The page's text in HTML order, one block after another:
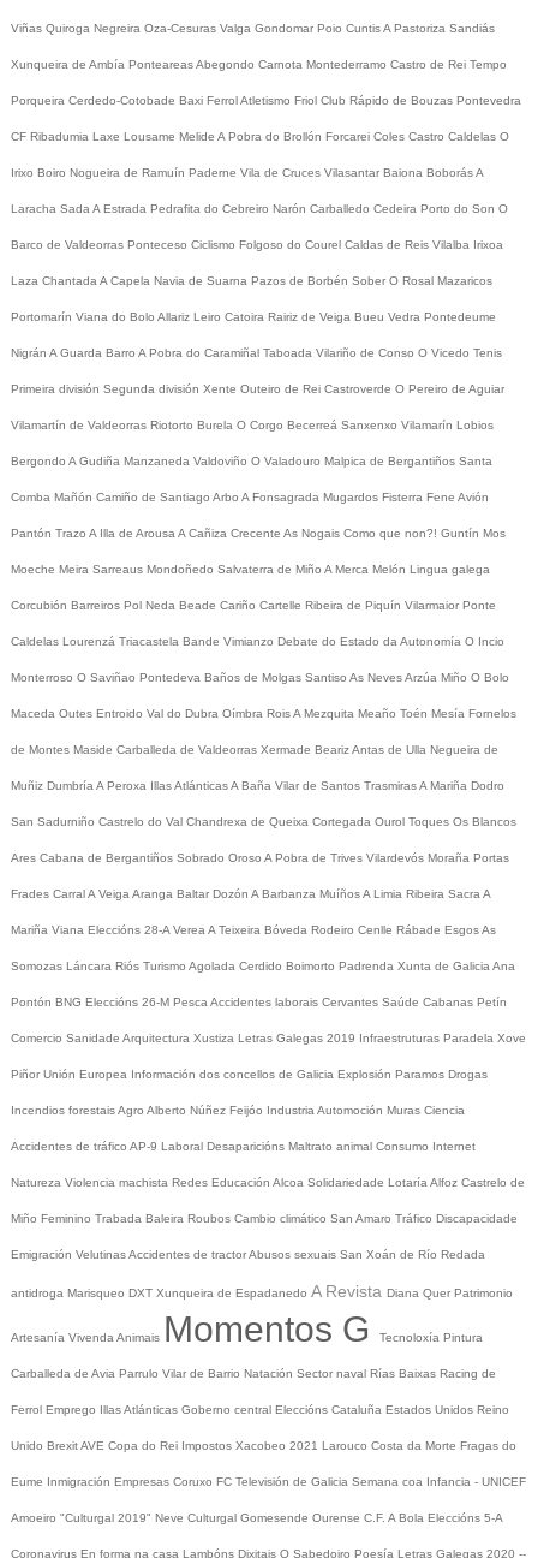
Viñas Quiroga Negreira Oza-Cesuras Valga Gondomar Poio CuntisA Pastoriza Sandiás
Xunqueira de Ambía PonteareasAbegondo Carnota Montederramo Castro de Rei Tempo
Porqueira Cerdedo-Cotobade Baxi FerrolAtletismo Friol Club Rápido de Bouzas Pontevedra
CF Ribadumia Laxe Lousame Melide A Pobra do Brollón Forcarei Coles Castro Caldelas O
Irixo Boiro Nogueira de Ramuín Paderne Vila de Cruces Vilasantar Baiona BoborásA
Laracha Sada A Estrada Pedrafita do Cebreiro Narón Carballedo Cedeira Porto do Son O
Barco de Valdeorras Ponteceso Ciclismo Folgoso do Courel Caldas de Reis Vilalba Irixoa
Laza Chantada A Capela Navia de Suarna Pazos de Borbén Sober O Rosal Mazaricos
Portomarín Viana do Bolo Allariz Leiro Catoira Rairiz de Veiga Bueu Vedra Pontedeume
Nigrán A Guarda Barro A Pobra do Caramiñal Taboada Vilariño de Conso O Vicedo Tenis
Primeira división Segunda división Xente Outeiro de Rei Castroverde O Pereiro de Aguiar
Vilamartín de Valdeorras Riotorto Burela O Corgo Becerreá Sanxenxo Vilamarín Lobios
Bergondo A Gudiña Manzaneda Valdoviño O Valadouro Malpica de Bergantiños Santa
Comba Mañón Camiño de Santiago Arbo A Fonsagrada Mugardos Fisterra Fene Avión
Pantón Trazo A Illa de Arousa A Cañiza Crecente As Nogais Como que non?! Guntín Mos
Moeche Meira Sarreaus Mondoñedo Salvaterra de Miño A Merca Melón Lingua galega
Corcubión Barreiros Pol Neda Beade Cariño Cartelle Ribeira de Piquín Vilarmaior Ponte
Caldelas Lourenzá Triacastela Bande Vimianzo Debate do Estado da Autonomía O Incio
Monterroso O Saviñao Pontedeva Baños de Molgas Santiso As NevesArzúa Miño O Bolo
Maceda Outes Entroido Val do Dubra Oímbra RoisA Mezquita Meaño Toén Mesía Fornelos
de Montes Maside Carballeda de Valdeorras Xermade BearizAntas de Ulla Negueira de
Muñiz Dumbría A Peroxa Illas AtlánticasA Baña Vilar de Santos TrasmirasA Mariña Dodro
San Sadurniño Castrelo do Val Chandrexa de Queixa Cortegada Ourol Toques Os Blancos
Ares Cabana de Bergantiños Sobrado Oroso A Pobra de Trives Vilardevós Moraña Portas
Frades CarralA Veiga Aranga Baltar Dozón A Barbanza MuíñosA Limia Ribeira Sacra A
Mariña Viana Eleccións 28-A Verea A Teixeira Bóveda Rodeiro Cenlle Rábade EsgosAs
Somozas Láncara Riós Turismo Agolada Cerdido Boimorto Padrenda Xunta de Galicia Ana
Pontón BNG Eleccións 26-M Pesca Accidentes laborais Cervantes Saúde Cabanas Petín
Comercio Sanidade Arquitectura Xustiza Letras Galegas 2019 Infraestruturas Paradela Xove
Piñor Unión Europea Información dos concellos de Galicia Explosión Paramos Drogas
Incendios forestaisAgro Alberto Núñez Feijóo Industria Automoción Muras Ciencia
Accidentes de tráfico AP-9 Laboral Desaparicións Maltrato animal Consumo Internet
Natureza Violencia machista Redes Educación Alcoa Solidariedade Lotaría Alfoz Castrelo de
Miño Feminino Trabada Baleira Roubos Cambio climático San Amaro Tráfico Discapacidade
Emigración VelutinasAccidentes de tractorAbusos sexuais San Xoán de Río Redada
antidroga Marisqueo DXT Xunqueira de Espadanedo A Revista Diana Quer Patrimonio
Artesanía Vivenda Animais Momentos G Tecnoloxía Pintura
Carballeda de Avia Parrulo Vilar de Barrio Natación Sector naval Rías Baixas Racing de
Ferrol Emprego Illas Atlánticas Goberno central Eleccións Cataluña Estados Unidos Reino
Unido BrexitAVE Copa do Rei Impostos Xacobeo 2021 Larouco Costa da Morte Fragas do
Eume Inmigración Empresas Coruxo FC Televisión de Galicia Semana coa Infancia - UNICEF
Amoeiro "Culturgal 2019" Neve Culturgal Gomesende Ourense C.F. A Bola Eleccións 5-A
Coronavirus En forma na casa Lambóns Dixitais O Sabedoiro Poesía Letras Galegas 2020 --